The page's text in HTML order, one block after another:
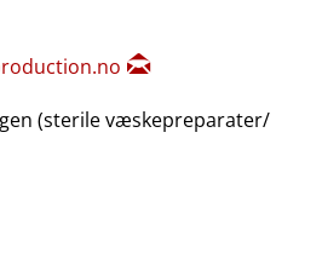
(sterile væskepreparater​/​